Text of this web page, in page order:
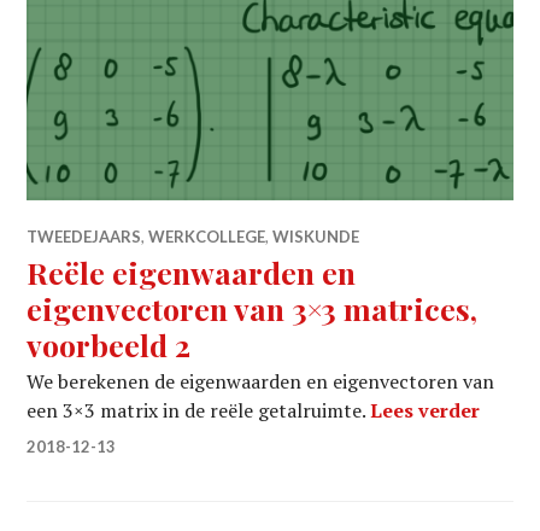
TWEEDEJAARS,WERKCOLLEGE,WISKUNDE
Reële eigenwaarden en
eigenvectoren van 3×3 matrices,
voorbeeld 2
We berekenen de eigenwaarden en eigenvectoren van
een 3×3 matrix in de reële getalruimte.Lees verderReële
2018-12-13